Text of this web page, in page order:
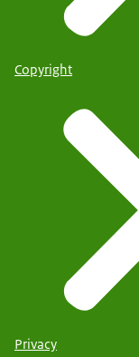
Copyright
Privacy